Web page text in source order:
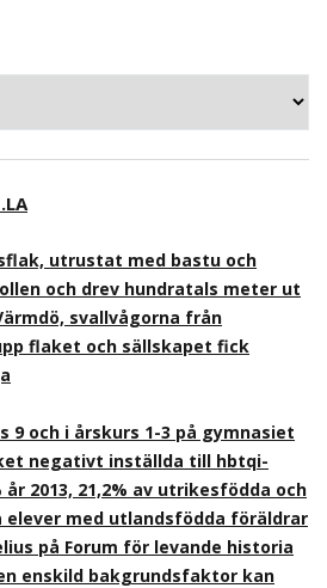
utrustat med bastu och
och drev hundratals meter ut
svallvågorna från
flaket och sällskapet fick
9 och i årskurs 1-3 på gymnasiet
negativt inställda till hbtqi-
2013, 21,2% av utrikesfödda och
elever med utlandsfödda föräldrar
på Forum för levande historia
enskild bakgrundsfaktor kan